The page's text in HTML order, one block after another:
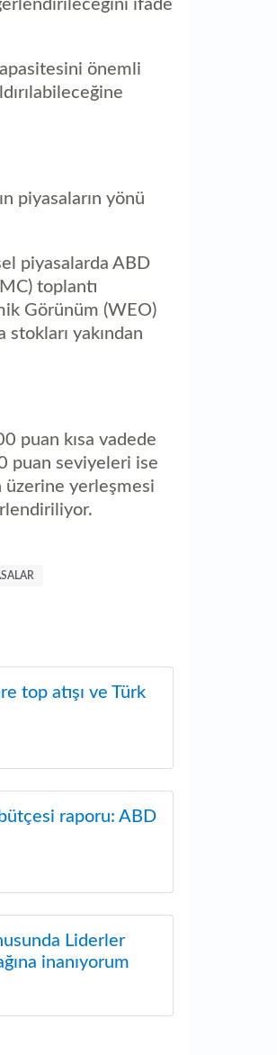
ifade
önemli
piyasaların yönü
piyasalarda ABD
toplantı
Görünüm (WEO)
yakından
puan kısa vadede
puan seviyeleri ise
üzerine yerleşmesi
top atışı ve Türk
raporu: ABD
Liderler
inanıyorum